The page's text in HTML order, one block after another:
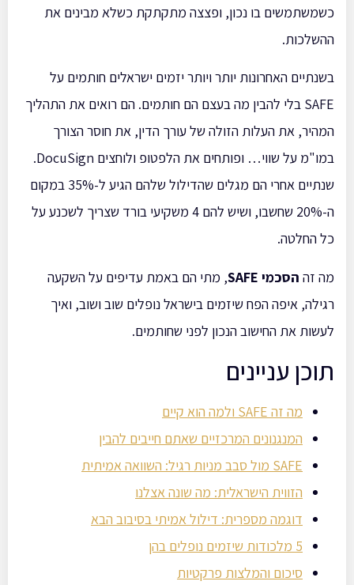
כשמשתמשים בו נכון, ופצצה מתקתקת כשלא מבינים את
ההשלכות.
בשנתיים האחרונות יותר ויותר יזמים ישראלים חותמים על
SAFE בלי להבין מה בעצם הם חותמים. הם רואים את התהליך
המהיר, את העלות הזולה של עורך הדין, את חוסר הצורך
במו"מ על שווי… ופותחים את הלפטופ ולוחצים DocuSign.
שנתיים אחרי הם מגלים שהדילול שלהם הגיע ל-35% במקום
ה-20% שחשבו, ושיש להם 4 משקיעי בורד שצריך לשכנע על
כל החלטה.
מה זה הסכמי SAFE
, מתי הם באמת עדיפים על השקעה
רגילה, איפה הפח שיזמים בישראל נופלים שוב ושוב, ואיך
לעשות את החישוב הנכון לפני שחותמים.
תוכן עניינים
מה זה SAFE ולמה הוא קיים
המנגנונים המרכזיים שאתם חייבים להבין
SAFE מול סבב מניות רגיל: השוואה אמיתית
הזווית הישראלית: מה שונה אצלנו
דוגמה מספרית: דילול אמיתי בסיבוב הבא
5 מלכודות שיזמים נופלים בהן
סיכום והמלצות פרקטיות